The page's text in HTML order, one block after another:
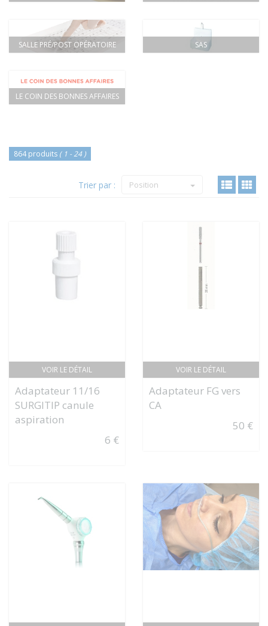
SALLE PRÉ/POST OPÉRATOIRE SAS
LE COIN DES BONNES AFFAIRES
864 produits ( 1 - 24 )
Trier par : Position
VOIR LE DÉTAIL
Adaptateur 11/16
SURGITIP canule
aspiration
6 €
VOIR LE DÉTAIL
Adaptateur FG vers
CA
50 €